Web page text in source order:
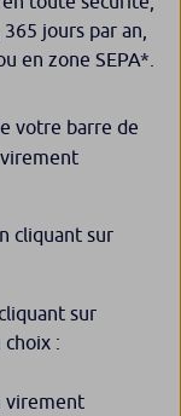
jours par an,
en zone SEPA*.
votre barre de
cliquant sur
sur
:
virement